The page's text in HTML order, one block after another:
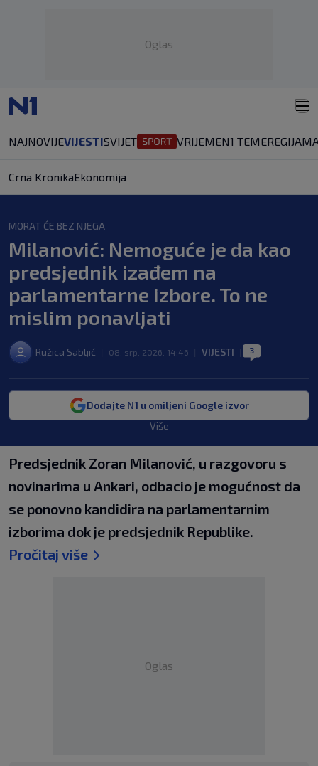
Oglas
NAJNOVIJEVIJESTISVIJET VRIJEMEN1 TEMEREGIJA
Crna KronikaEkonomija
MORAT ĆE BEZ NJEGA
Milanović: Nemoguće je da kao
predsjednik izađem na
parlamentarne izbore. To ne
mislim ponavljati
Ružica Sabljić 08. srp. 2026. 14:46 VIJESTI 3
Dodajte N1 u omiljeni Google izvor
Više
Predsjednik Zoran Milanović, u razgovoru s
novinarima u Ankari, odbacio je mogućnost da
se ponovno kandidira na parlamentarnim
izborima dok je predsjednik Republike.
Pročitaj više
Oglas